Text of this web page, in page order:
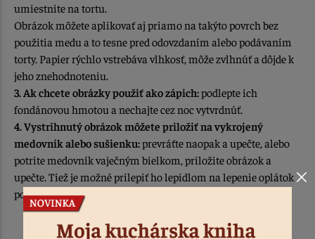
umiestnite na tortu.
Obrázok môžete aplikovať aj priamo na takýto povrch bez
použitia medu a to tesne pred odovzdaním alebo podávaním
torty. Papier rýchlo vstrebáva vlhkosť, môže zvlhnúť a dôjde k
jeho znehodnoteniu.
3. Ak chcete obrázky použiť ako zápich:podlepte ich
fondánovou hmotou a nechajte cez noc vytvrdnúť.
4. Vystrihnutý obrázok môžete priložiť na vykrojený
medovník alebo sušienku:prevráťte naopak a upečte, alebo
potrite medovník vaječným bielkom, priložite obrázok a
upečte. Tiež je možné prilepiť ho lepidlom na lepenie oplátok
po upečení.